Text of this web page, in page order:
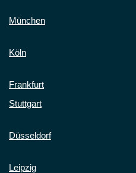
München
Köln
Frankfurt
Stuttgart
Düsseldorf
Leipzig